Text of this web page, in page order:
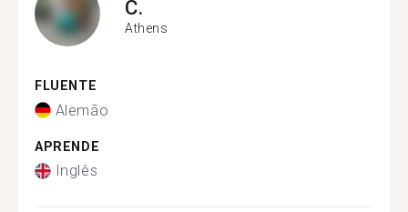
C.
Athens
FLUENTE
Alemão
APRENDE
Inglês